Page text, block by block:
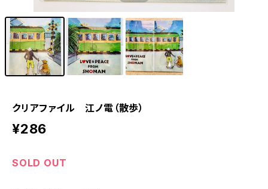
クリアファイル 江ノ電（散歩）
¥286
SOLD OUT